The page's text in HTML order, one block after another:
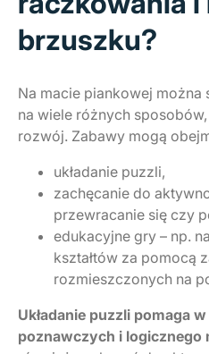
brzuszku?
Na macie piankowej
na wiele różnych
rozwój. Zabawy mogą
układanie puzzli,
zachęcanie do
przewracanie się czy
edukacyjne gry – np.
kształtów za pomocą
rozmieszczonych na
Układanie puzzli pomaga
poznawczych i logicznego